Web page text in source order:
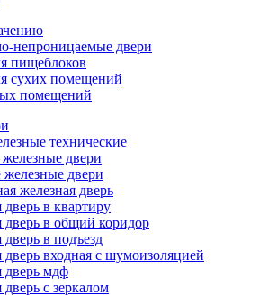
непроницаемые двери
пищеблоков
сухих помещений
помещений
технические
двери
двери
железная дверь
дверь в квартиру
дверь в общий коридор
дверь в подъезд
дверь входная с шумоизоляцией
дверь мдф
дверь с зеркалом